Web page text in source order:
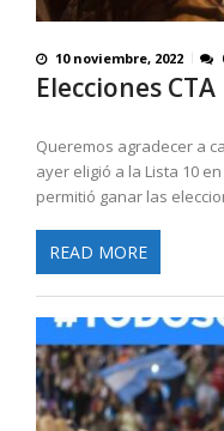
10 noviembre, 2022
Elecciones CTA
Queremos agradecer a
ayer eligió a la Lista 10
permitió ganar las
READ MORE